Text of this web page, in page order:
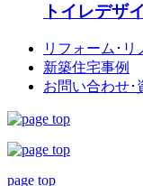
トイレデザ
リフォーム･ リ
新築住宅事例
お問い合わせ･
page top